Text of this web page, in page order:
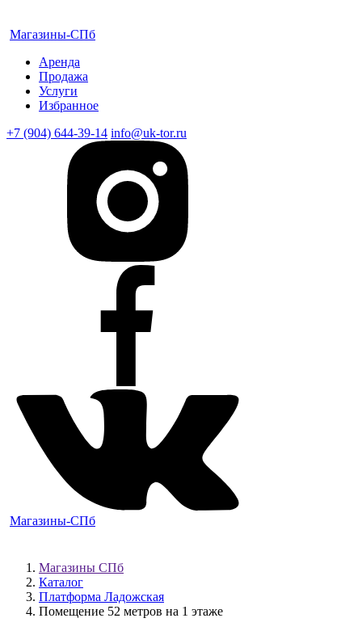
Магазины-СПб
Аренда
Продажа
Услуги
Избранное
+7 (904) 644-39-14 info@uk-tor.ru
Магазины-СПб
Магазины СПб
Каталог
Платформа Ладожская
Помещение 52 метров на 1 этаже